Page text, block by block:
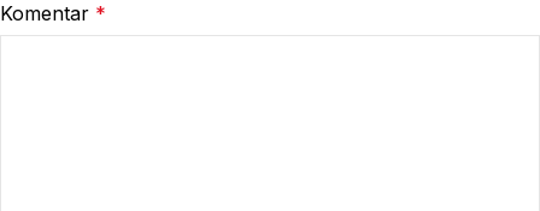
Komentar *